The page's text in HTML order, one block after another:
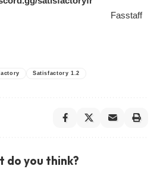
Fasstaff
Satisfactory 1.2
do you think?